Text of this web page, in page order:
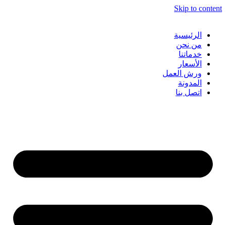
Skip to content
الرئيسية
من نحن
خدماتنا
الأسعار
ورش العمل
المدونة
اتصل بنا